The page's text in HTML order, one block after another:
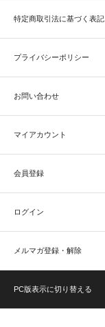
特定商取引法に基づく表記
プライバシーポリシー
お問い合わせ
マイアカウント
会員登録
ログイン
メルマガ登録・解除
PC版表示に切り替える